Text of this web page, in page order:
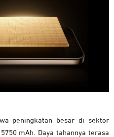
peningkatan besar di sektor
mAh. Daya tahannya terasa